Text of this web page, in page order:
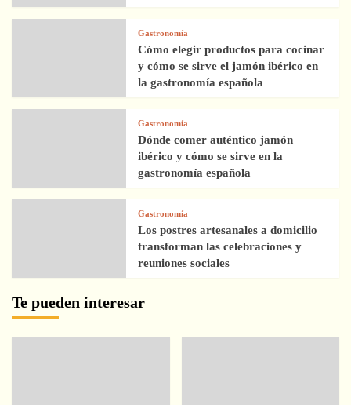
Gastronomía
Cómo elegir productos para cocinar
y cómo se sirve el jamón ibérico en
la gastronomía española
Gastronomía
Dónde comer auténtico jamón
ibérico y cómo se sirve en la
gastronomía española
Gastronomía
Los postres artesanales a domicilio
transforman las celebraciones y
reuniones sociales
Te pueden interesar